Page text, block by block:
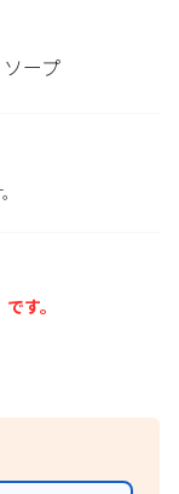
ープ
す。